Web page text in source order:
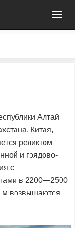
Алтай,
Китая,
реликтом
и грядово-
с
в 2200—2500
м возвышаются